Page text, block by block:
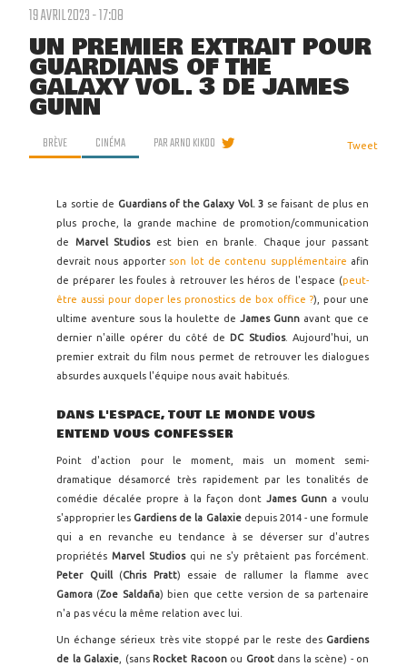
19 AVRIL 2023 - 17:08
UN PREMIER EXTRAIT POUR
GUARDIANS OF THE
GALAXY VOL. 3 DE JAMES
GUNN
BRÈVE CINÉMA PARARNO KIKOO Tweet
La sortie de Guardians of the Galaxy Vol. 3 se faisant de plus en
plus proche, la grande machine de promotion/communication
de Marvel Studios est bien en branle. Chaque jour passant
devrait nous apporter son lot de contenu supplémentaire afin
de préparer les foules à retrouver les héros de l'espace (peut-
être aussi pour doper les pronostics de box office ?), pour une
ultime aventure sous la houlette de James Gunn avant que ce
dernier n'aille opérer du côté de DC Studios. Aujourd'hui, un
premier extrait du film nous permet de retrouver les dialogues
absurdes auxquels l'équipe nous avait habitués.
DANS L'ESPACE, TOUT LE MONDE VOUS
ENTEND VOUS CONFESSER
Point d'action pour le moment, mais un moment semi-
dramatique désamorcé très rapidement par les tonalités de
comédie décalée propre à la façon dont James Gunn a voulu
s'approprier les Gardiens de la Galaxie depuis 2014 - une formule
qui a en revanche eu tendance à se déverser sur d'autres
propriétés Marvel Studios qui ne s'y prêtaient pas forcément.
Peter Quill (Chris Pratt) essaie de rallumer la flamme avec
Gamora (Zoe Saldaña) bien que cette version de sa partenaire
n'a pas vécu la même relation avec lui.
Un échange sérieux très vite stoppé par le reste des Gardiens
de la Galaxie , (sans Rocket Racoon ou Grootdans la scène) - on